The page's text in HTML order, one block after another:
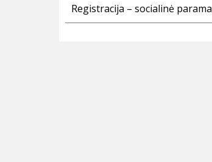
Registracija – socialinė parama